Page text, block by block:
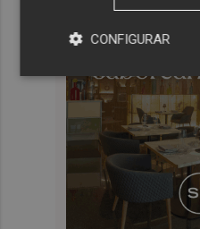
CONFIGURAR